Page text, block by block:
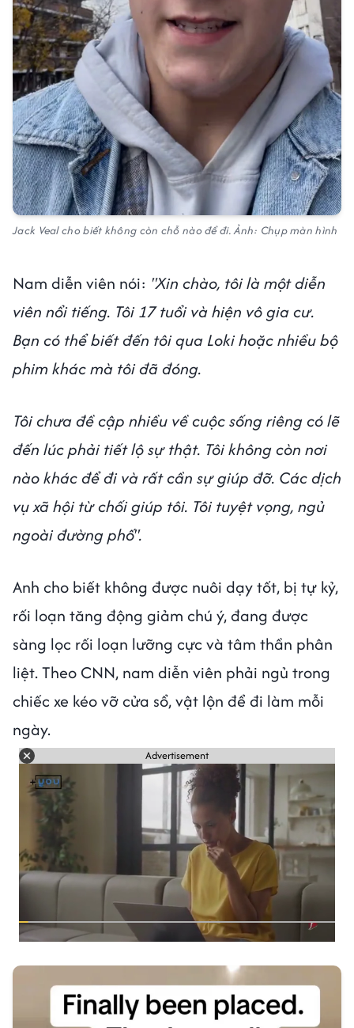
Jack Veal cho biết không còn chỗ nào để đi. Ảnh: Chụp màn hình
Nam diễn viên nói: "Xin chào, tôi là một diễn
viên nổi tiếng. Tôi 17 tuổi và hiện vô gia cư.
Bạn có thể biết đến tôi qua Loki hoặc nhiều bộ
phim khác mà tôi đã đóng.
Tôi chưa đề cập nhiều về cuộc sống riêng có lẽ
đến lúc phải tiết lộ sự thật. Tôi không còn nơi
nào khác để đi và rất cần sự giúp đỡ. Các dịch
vụ xã hội từ chối giúp tôi. Tôi tuyệt vọng, ngủ
ngoài đường phố".
Anh cho biết không được nuôi dạy tốt, bị tự kỷ,
rối loạn tăng động giảm chú ý, đang được
sàng lọc rối loạn lưỡng cực và tâm thần phân
liệt. Theo CNN, nam diễn viên phải ngủ trong
chiếc xe kéo vỡ cửa sổ, vật lộn để đi làm mỗi
ngày.
Advertisement